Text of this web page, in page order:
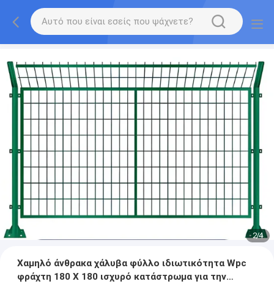
2/4
Χαμηλό άνθρακα χάλυβα φύλλο ιδιωτικότητα Wpc
φράχτη 180 X 180 ισχυρό κατάστρωμα για την